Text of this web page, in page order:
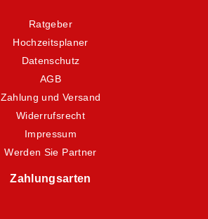
Ratgeber
Hochzeitsplaner
Datenschutz
AGB
Zahlung und Versand
Widerrufsrecht
Impressum
Werden Sie Partner
Zahlungsarten